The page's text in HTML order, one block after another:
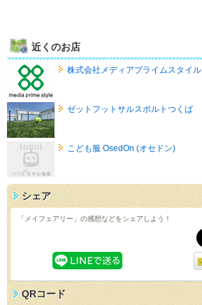
近くのお店
株式会社メディアプライムスタイル
ゼットフットサルスポルトつくば
こども服 OsedOn (オセドン)
シェア
「メイフェアリー」の感想などをシェアしよう！
QRコード